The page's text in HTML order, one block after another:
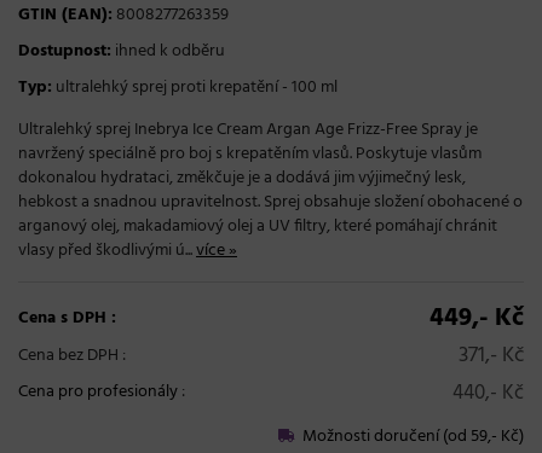
GTIN (EAN): 8008277263359
Dostupnost: ihned k odběru
Typ: ultralehký sprej proti krepatění - 100 ml
Ultralehký sprej Inebrya Ice Cream Argan Age Frizz-Free Spray je
navržený speciálně pro boj s krepatěním vlasů. Poskytuje vlasům
dokonalou hydrataci, změkčuje je a dodává jim výjimečný lesk,
hebkost a snadnou upravitelnost. Sprej obsahuje složení obohacené o
arganový olej, makadamiový olej a UV filtry, které pomáhají chránit
vlasy před škodlivými ú...více »
Cena s DPH : 449,- Kč
Cena bez DPH : 371,- Kč
Cena pro profesionály: 440,- Kč
Možnosti doručení (od 59,- Kč)